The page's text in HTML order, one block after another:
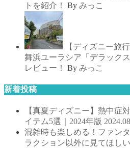
トを紹介！
By みっこ
【ディズニー旅
舞浜ユーラシア「デラック
レビュー！
By みっこ
新着投稿
【真夏ディズニー】熱中症
イテム5選｜2024年版
混雑時も楽しめる！ファン
ラクション以外に見てほし